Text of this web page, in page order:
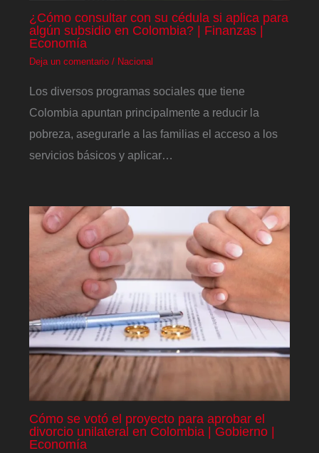
¿Cómo consultar con su cédula si aplica para
algún subsidio en Colombia? | Finanzas |
Economía
Deja un comentario / Nacional
Los diversos programas sociales que tiene
Colombia apuntan principalmente a reducir la
pobreza, asegurarle a las familias el acceso a los
servicios básicos y aplicar…
Cómo se votó el proyecto para aprobar el
divorcio unilateral en Colombia | Gobierno |
Economía